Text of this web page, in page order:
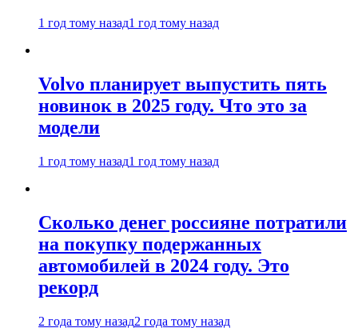
1 год тому назад1 год тому назад
Volvo планирует выпустить пять
новинок в 2025 году. Что это за
модели
1 год тому назад1 год тому назад
Сколько денег россияне потратили
на покупку подержанных
автомобилей в 2024 году. Это
рекорд
2 года тому назад2 года тому назад